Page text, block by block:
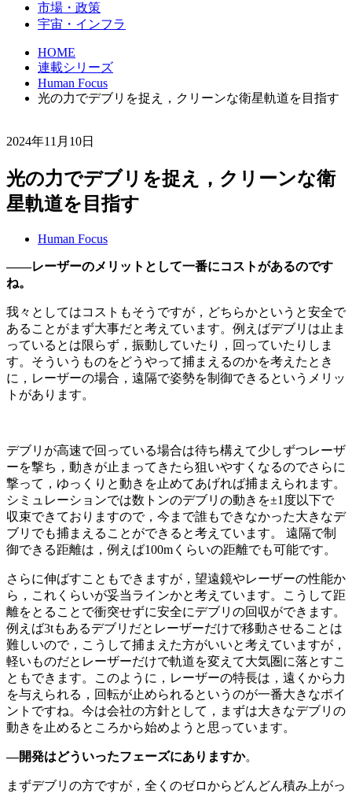
市場・政策
宇宙・インフラ
HOME
連載シリーズ
Human Focus
光の力でデブリを捉え，クリーンな衛星軌道を目指す
2024年11月10日
光の力でデブリを捉え，クリーンな衛
星軌道を目指す
Human Focus
――レーザーのメリットとして一番にコストがあるのです
ね。
我々としてはコストもそうですが，どちらかというと安全で
あることがまず大事だと考えています。例えばデブリは止ま
っているとは限らず，振動していたり，回っていたりしま
す。そういうものをどうやって捕まえるのかを考えたとき
に，レーザーの場合，遠隔で姿勢を制御できるというメリッ
トがあります。
デブリが高速で回っている場合は待ち構えて少しずつレーザ
ーを撃ち，動きが止まってきたら狙いやすくなるのでさらに
撃って，ゆっくりと動きを止めてあげれば捕まえられます。
シミュレーションでは数トンのデブリの動きを±1度以下で
収束できておりますので，今まで誰もできなかった大きなデ
ブリでも捕まえることができると考えています。 遠隔で制
御できる距離は，例えば100mくらいの距離でも可能です。
さらに伸ばすこともできますが，望遠鏡やレーザーの性能か
ら，これくらいが妥当ラインかと考えています。こうして距
離をとることで衝突せずに安全にデブリの回収ができます。
例えば3tもあるデブリだとレーザーだけで移動させることは
難しいので，こうして捕まえた方がいいと考えていますが，
軽いものだとレーザーだけで軌道を変えて大気圏に落とすこ
ともできます。このように，レーザーの特長は，遠くから力
を与えられる，回転が止められるというのが一番大きなポイ
ントですね。今は会社の方針として，まずは大きなデブリの
動きを止めるところから始めようと思っています。
―開発はどういったフェーズにありますか。
まずデブリの方ですが，全くのゼロからどんどん積み上がっ